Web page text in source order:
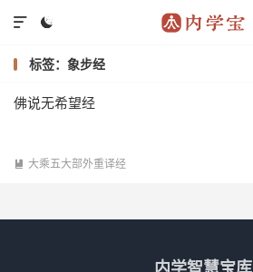


标签：象步经
佛说无希望经
 大乘五大部外重译经
内学智慧宝库